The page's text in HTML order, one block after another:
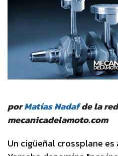
porMatías Nadafde la
mecanicadelamoto.com
Un cigüeñal crossplane